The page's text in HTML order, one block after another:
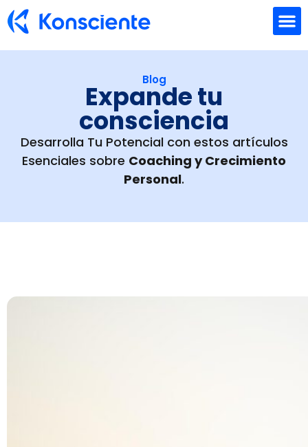
Blog
Expande tu
consciencia
Desarrolla Tu Potencial con estos artículos
Esenciales sobre Coaching y Crecimiento
Personal.